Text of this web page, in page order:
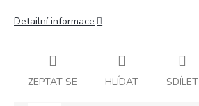
Detailní informace
ZEPTAT SE HLÍDAT SDÍLET